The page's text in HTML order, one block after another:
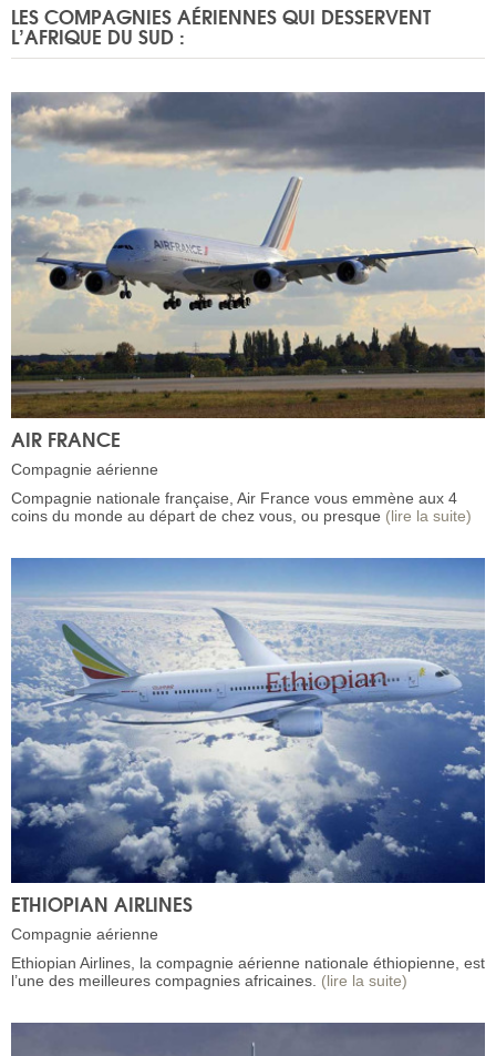
LES COMPAGNIES AÉRIENNES QUI DESSERVENT
L’AFRIQUE DU SUD :
AIR FRANCE
Compagnie aérienne
Compagnie nationale française, Air France vous emmène aux 4
coins du monde au départ de chez vous, ou presque (lire la suite)
ETHIOPIAN AIRLINES
Compagnie aérienne
Ethiopian Airlines, la compagnie aérienne nationale éthiopienne, est
l’une des meilleures compagnies africaines. (lire la suite)